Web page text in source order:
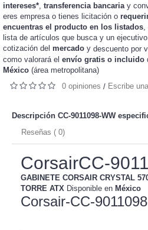
intereses* transferencia bancaria y
eres empresa o tienes licitación o
encuentras el producto en los listados,
lista de artículos que busca y un
cotización del mercado y descuento por
como valorará el envío gratis o incluido
México (área metropolitana)
0 opiniones / Escribe
Descripción CC-9011098-WW
Reseñas ( 0)
CorsairCC-
GABINETE CORSAIR CRYSTAL
TORRE ATX Disponible en México
Corsair-CC-